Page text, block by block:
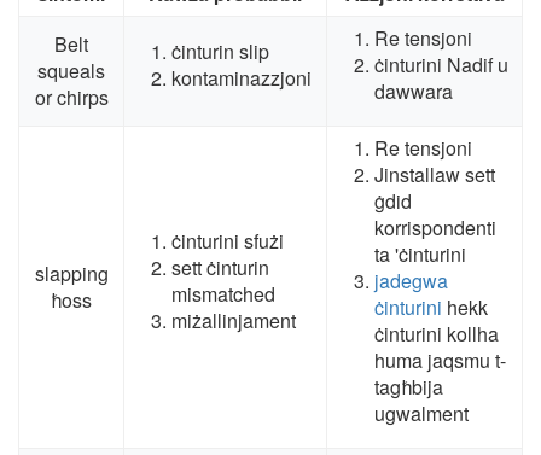
Belt
squeals
or chirps
ċinturin slip
kontaminazzjoni
Re tensjoni
ċinturini Nadif u
dawwara
slapping
ħoss
ċinturini sfużi
sett ċinturin
mismatched
miżallinjament
Re tensjoni
Jinstallaw sett
ġdid
korrispondenti
ta 'ċinturini
jadegwa
ċinturini hekk
ċinturini kollha
huma jaqsmu t-
tagħbija
ugwalment